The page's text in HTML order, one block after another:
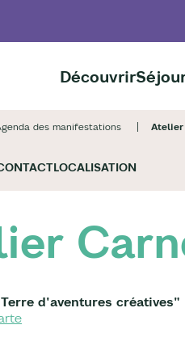
Découvrir
des manifestations Atelier
LOCALISATION
d'aventures créatives"